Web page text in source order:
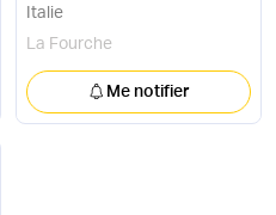
Italie
La Fourche
Me notifier